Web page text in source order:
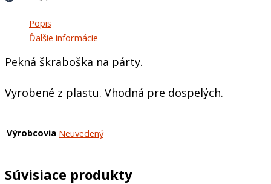
Popis
Ďalšie informácie
Pekná škraboška na párty.
Vyrobené z plastu. Vhodná pre dospelých.
Výrobcovia Neuvedený
Súvisiace produkty